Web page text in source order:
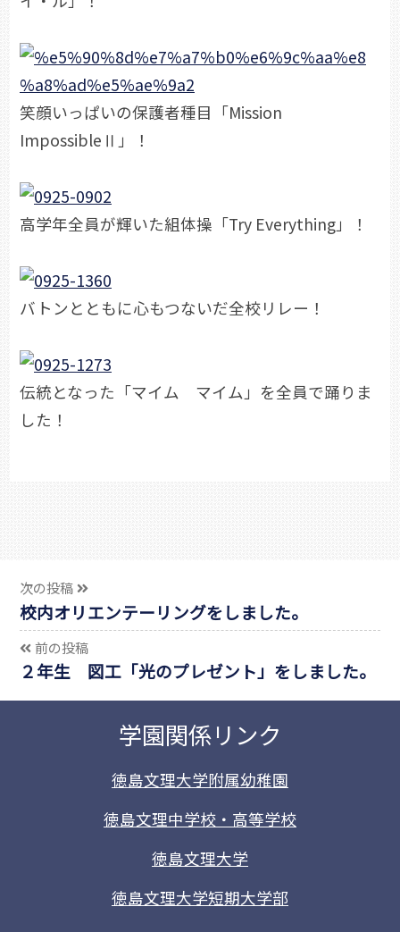
笑顔いっぱいの保護者種目「Mission
ImpossibleⅡ」！
高学年全員が輝いた組体操「Try Everything」！
バトンとともに心もつないだ全校リレー！
伝統となった「マイム マイム」を全員で踊りま
した！
次の投稿
校内オリエンテーリングをしました。
前の投稿
２年生 図工「光のプレゼント」をしました。
学園関係リンク
徳島文理大学附属幼稚園
徳島文理中学校・高等学校
徳島文理大学
徳島文理大学短期大学部